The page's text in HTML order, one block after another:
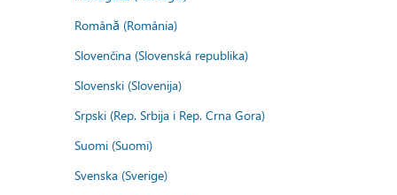
Română (România)
Slovenčina (Slovenská republika)
Slovenski (Slovenija)
Srpski (Rep. Srbija i Rep. Crna Gora)
Suomi (Suomi)
Svenska (Sverige)